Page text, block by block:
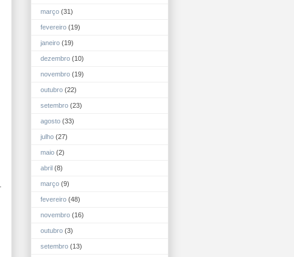
março (31)
fevereiro (19)
janeiro (19)
dezembro (10)
novembro (19)
outubro (22)
setembro (23)
agosto (33)
julho (27)
maio (2)
abril (8)
março (9)
fevereiro (48)
novembro (16)
outubro (3)
setembro (13)